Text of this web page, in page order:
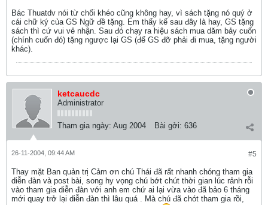
Bác Thuatdv nói từ chối khéo cũng không hay, vì sách tặng nó quý ở
cái chữ ký của GS Ngữ đề tặng. Em thấy kế sau đây là hay, GS tặng
sách thì cứ vui vẻ nhận. Sau đó chạy ra hiệu sách mua dăm bảy cuốn
(chính cuốn đó) tặng ngược lại GS (để GS đỡ phải đi mua, tặng người
khác).
ketcaucdc
Administrator
Tham gia ngày: Aug 2004 Bài gởi: 636
#5
26-11-2004, 09:44 AM
Thay mặt Ban quản trị Cảm ơn chú Thái đã rất nhanh chóng tham gia
diễn đàn và post bài, song hy vọng chú bớt chút thời gian lúc rảnh rỗi
vào tham gia diễn đàn với anh em chứ ai lại vừa vào đã bảo 6 tháng
mới quay trở lại diễn đàn thì lâu quá . Mà chú đã chót tham gia rồi,